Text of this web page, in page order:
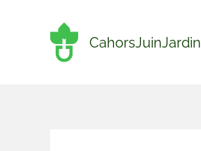
CahorsJuinJardin